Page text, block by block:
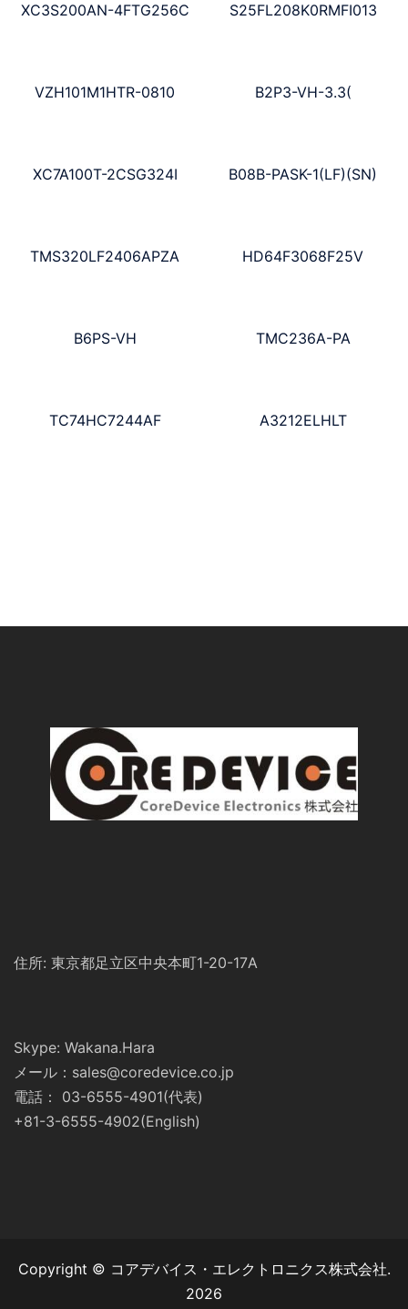
XC3S200AN-4FTG256C S25FL208K0RMFI013
VZH101M1HTR-0810 B2P3-VH-3.3(
XC7A100T-2CSG324I B08B-PASK-1(LF)(SN)
TMS320LF2406APZA HD64F3068F25V
B6PS-VH TMC236A-PA
TC74HC7244AF A3212ELHLT
住所: 東京都足立区中央本町1-20-17A
Skype: Wakana.Hara
メール：sales@coredevice.co.jp
電話： 03-6555-4901(代表)
+81-3-6555-4902(English)
Copyright © コアデバイス・エレクトロニクス株式会社.
2026